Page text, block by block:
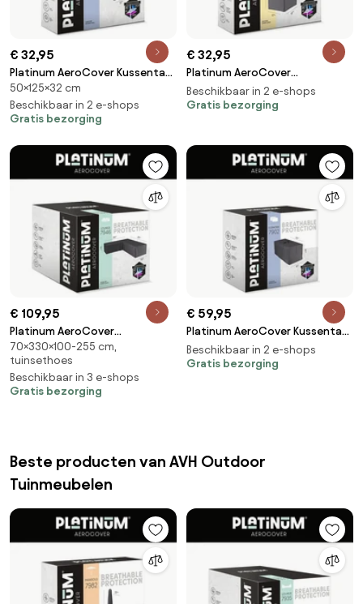
€ 32,95
Platinum AeroCover Kussentas
125x32xH50
50×125×32 cm
Beschikbaar in 2 e-shops
Gratis bezorging
€ 32,95
Platinum AeroCover
Stapelstoelhoes/
gasveerstoelhoes
Beschikbaar in 2 e-shops
Gratis bezorging
€ 109,95
Platinum AeroCover
Loungesethoes hoekset links
330x255x100xH70
70×330×100-255 cm,
tuinsethoes
Beschikbaar in 3 e-shops
Gratis bezorging
€ 59,95
Platinum AeroCover Kussentas
175x80xH60
Beschikbaar in 2 e-shops
Gratis bezorging
Beste producten van AVH Outdoor
Tuinmeubelen